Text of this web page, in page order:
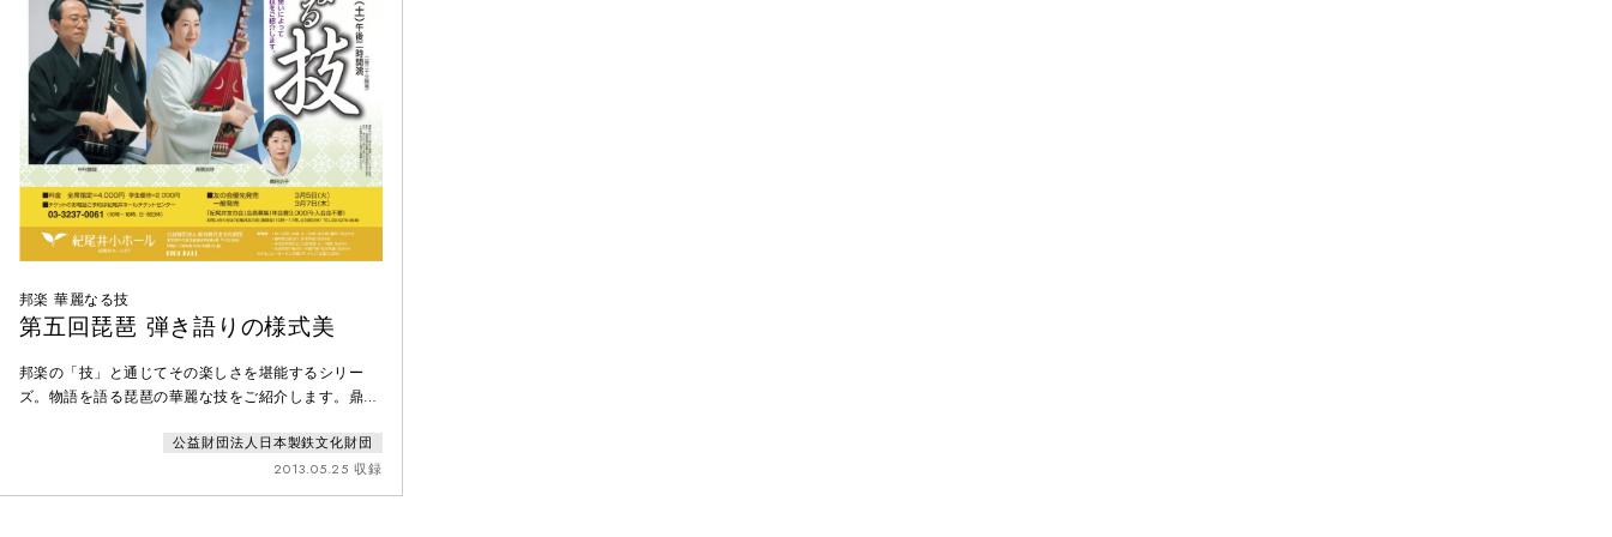
邦楽 華麗なる技
第五回琵琶 弾き語りの様式美
邦楽の「技」と通じてその楽しさを堪能するシリー
ズ。物語を語る琵琶の華麗な技をご紹介します。鼎
渡」 高橋旭妙中村鶴城 作詞・作曲薩摩琵琶「空
公益財団法人日本製鉄文化財団
2013.05.25 収録